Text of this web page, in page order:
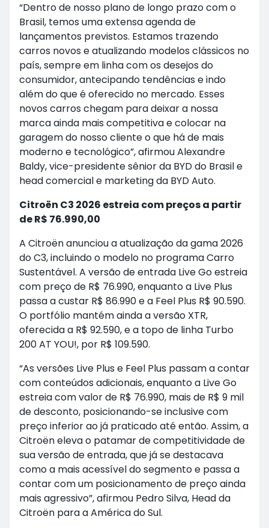
“Dentro de nosso plano de longo prazo com o
Brasil, temos uma extensa agenda de
lançamentos previstos. Estamos trazendo
carros novos e atualizando modelos clássicos no
país, sempre em linha com os desejos do
consumidor, antecipando tendências e indo
além do que é oferecido no mercado. Esses
novos carros chegam para deixar a nossa
marca ainda mais competitiva e colocar na
garagem do nosso cliente o que há de mais
moderno e tecnológico”, afirmou Alexandre
Baldy, vice-presidente sênior da BYD do Brasil e
head comercial e marketing da BYD Auto.
Citroën C3 2026 estreia com preços a partir
de R$ 76.990,00
A Citroën anunciou a atualização da gama 2026
do C3, incluindo o modelo no programa Carro
Sustentável. A versão de entrada Live Go estreia
com preço de R$ 76.990, enquanto a Live Plus
passa a custar R$ 86.990 e a Feel Plus R$ 90.590.
O portfólio mantém ainda a versão XTR,
oferecida a R$ 92.590, e a topo de linha Turbo
200 AT YOU!, por R$ 109.590.
“As versões Live Plus e Feel Plus passam a contar
com conteúdos adicionais, enquanto a Live Go
estreia com valor de R$ 76.990, mais de R$ 9 mil
de desconto, posicionando-se inclusive com
preço inferior ao já praticado até então. Assim, a
Citroën eleva o patamar de competitividade de
sua versão de entrada, que já se destacava
como a mais acessível do segmento e passa a
contar com um posicionamento de preço ainda
mais agressivo”, afirmou Pedro Silva, Head da
Citroën para a América do Sul.